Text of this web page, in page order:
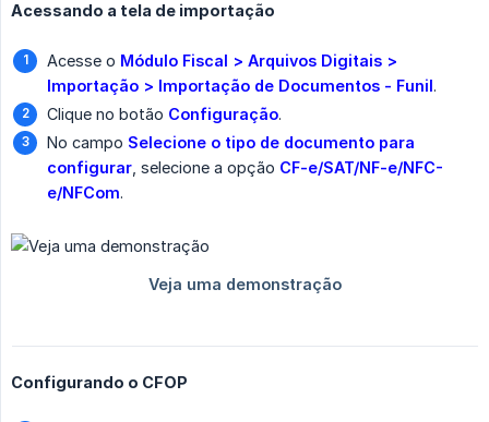
Acessando a tela de importação
Acesse o Módulo Fiscal > Arquivos Digitais >
Importação > Importação de Documentos - Funil.
Clique no botão Configuração.
No campo Selecione o tipo de documento para
configurar , selecione a opção CF-e/SAT/NF-e/NFC-
e/NFCom.
Configurando o CFOP